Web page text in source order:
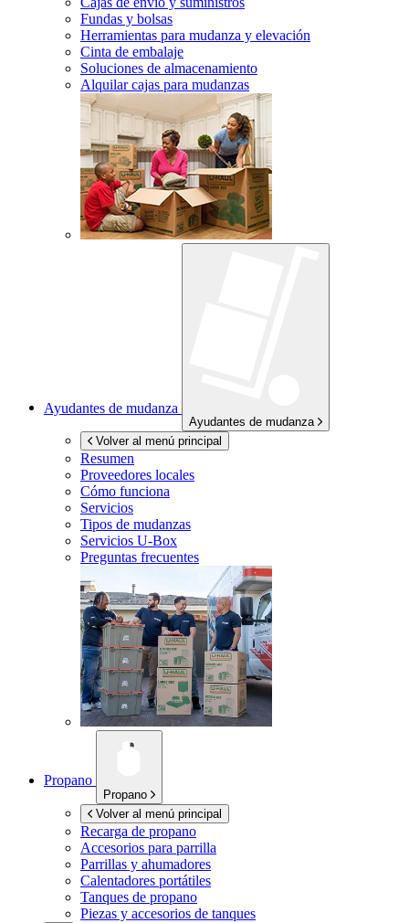
Fundas y bolsas
Herramientas para mudanza y elevación
Cinta de embalaje
Soluciones de almacenamiento
Alquilar cajas para mudanzas
Ayudantes de mudanza
Ayudantes de mudanza
Volver al menú principal
Resumen
Proveedores locales
Cómo funciona
Servicios
Tipos de mudanzas
Servicios U-Box
Preguntas frecuentes
Propano
Propano
Volver al menú principal
Recarga de propano
Accesorios para parrilla
Parrillas y ahumadores
Calentadores portátiles
Tanques de propano
Piezas y accesorios de tanques